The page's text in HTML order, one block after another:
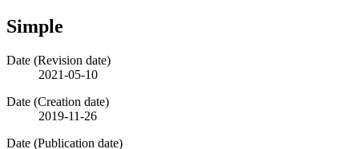
Simple
Date (Revision date)
2021-05-10
Date (Creation date)
2019-11-26
Date (Publication date)